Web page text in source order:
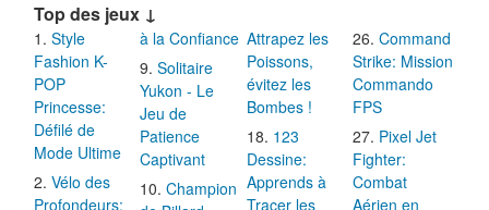
Top des jeux ↓
Style
Fashion K-
POP
Princesse:
Défilé de
Mode Ultime
Vélo des
Profondeurs:
à la Confiance
Solitaire
Yukon - Le
Jeu de
Patience
Captivant
Champion
Attrapez les
Poissons,
évitez les
Bombes !
123
Dessine:
Apprends à
Tracer les
Command
Strike: Mission
Commando
FPS
Pixel Jet
Fighter:
Combat
Aérien en